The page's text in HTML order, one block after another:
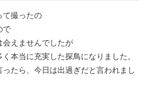
て撮ったの
で
会えませんでしたが
本当に充実した探鳥になりました。
たら、今日は出過ぎだと言われまし